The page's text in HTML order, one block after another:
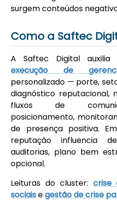
surgem conteúdos
Como a Saftec
A Saftec Digital
execução de
personalizado — porte,
diagnóstico reputacional,
fluxos de
posicionamento,
de presença positiva.
reputação influencia
auditorias, plano bem
opcional.
Leituras do cluster: crise
sociaisegestão de crise